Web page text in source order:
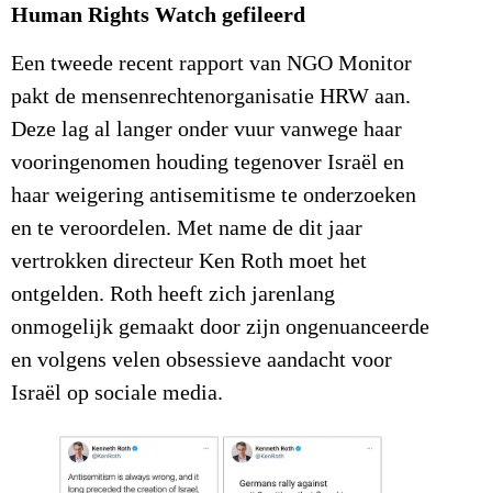
Human Rights Watch gefileerd
Een tweede recent rapport van NGO Monitor
pakt de mensenrechtenorganisatie HRW aan.
Deze lag al langer onder vuur vanwege haar
vooringenomen houding tegenover Israël en
haar weigering antisemitisme te onderzoeken
en te veroordelen. Met name de dit jaar
vertrokken directeur Ken Roth moet het
ontgelden. Roth heeft zich jarenlang
onmogelijk gemaakt door zijn ongenuanceerde
en volgens velen obsessieve aandacht voor
Israël op sociale media.